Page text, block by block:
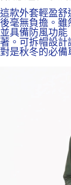
４．使用「AFTEE先
時審查核予不同之上
請求用戶進行身份認證
５．嚴禁一人註冊多
恩沛科技股份有限公
這款外套輕盈
後毫無負擔。雖
並具備防風功
著。可拆帽設
對是秋冬的必備